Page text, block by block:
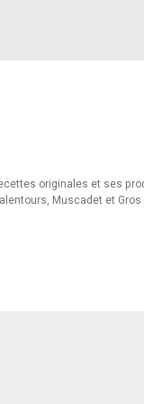
originales et ses
Muscadet et